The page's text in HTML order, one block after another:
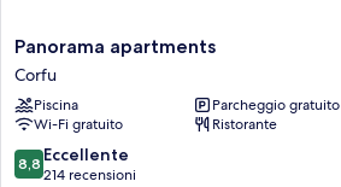
Panorama
apartments
Corfu
Panorama apartments
Corfu
Piscina
Parcheggio gratuito
Wi-Fi gratuito
Ristorante
8.8
su
8,8 Eccellente
214 recensioni